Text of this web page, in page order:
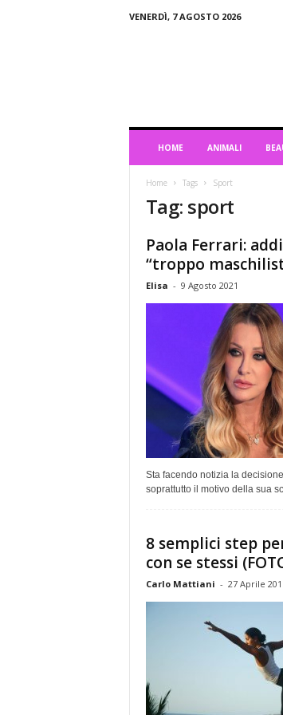
VENERDÌ, 7 AGOSTO 2026
HOME ANIMALI
Home Tags Sport
Tag: sport
Paola Ferrari:
“troppo
Elisa - 9 Agosto 2021
Sta facendo notizia la
soprattutto il motivo della sua
8 semplici step
con se stessi
Carlo Mattiani - 27 Aprile